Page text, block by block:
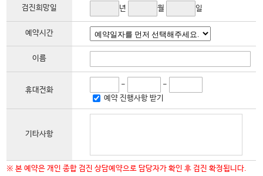
의 가입·탈퇴, 정치적 견해, 생체정보 등에 관한 정보 등)는 수집하지 않습니다.
3. 14세미만 어린이들에 대한 보호정책
본원은 원칙적으로 이용자가 만 14세 미만자일 경우 개인정보를 수집하지 않습니다. 단 진료를 위해 개인정
보를 수집했을 경우, 개인 정보를 부모의 동의 없이 제3자와 공유하지 않으며 사용자에 관한 정보를 매매하거
나 대여하지 않습니다.
※ 홈페이지에서는 원칙적으로 개인정보 실명인증 절차를 거치지 않습니다.
본원은 원칙적으로 홈페이지를 통한 수집만을 하고 있으며, 회원가입을 통한 로그인후 본인 제공한 정보만을
본원은 귀하에 대한 정보를 저장하고 수시로 찾아내는 '쿠키 (cookie)' 를 사용합니다. 귀하가 웹사이트에 접
만 귀하를 개인적으로 식별하지는 않습니다.
검진희망일 년 월 일
예약시간
이름
휴대전화
-
-
예약 진행사항 받기
기타사항
※ 본 예약은 개인 종합 검진 상담예약으로 담당자가 확인 후 검진 확정됩니다.